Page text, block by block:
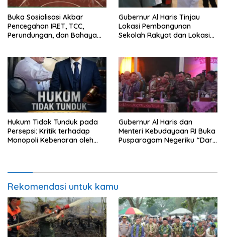
Buka Sosialisasi Akbar
Pencegahan IRET, TCC,
Perundungan, dan Bahaya
bisa jaga diri, 60% masa
depan sudah ada di tangan”
Gubernur Al Haris Tinjau
Lokasi Pembangunan
Sekolah Rakyat dan Lokasi
Hukum Tidak Tunduk pada
Persepsi: Kritik terhadap
Monopoli Kebenaran oleh
Gubernur Al Haris dan
Menteri Kebudayaan RI Buka
Pusparagam Negeriku “Dari
Rekomendasi untuk kamu